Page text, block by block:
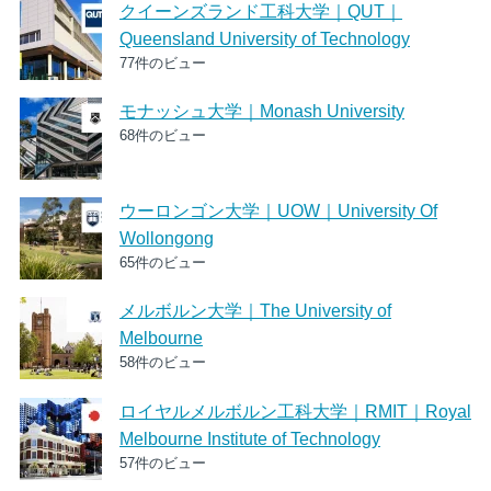
クイーンズランド工科大学｜QUT｜
Queensland University of Technology
77件のビュー
モナッシュ大学｜Monash University
68件のビュー
ウーロンゴン大学｜UOW｜University Of
Wollongong
65件のビュー
メルボルン大学｜The University of
Melbourne
58件のビュー
ロイヤルメルボルン工科大学｜RMIT｜Royal
Melbourne Institute of Technology
57件のビュー